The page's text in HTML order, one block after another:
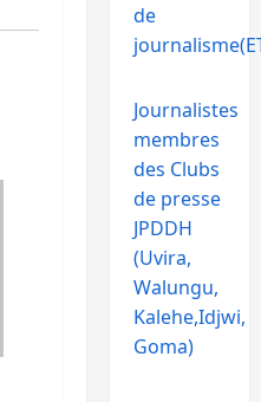
de
Journalistes
membres
des Clubs
de presse
JPDDH
(Uvira,
Walungu,
Kalehe,Idjwi,
Goma)